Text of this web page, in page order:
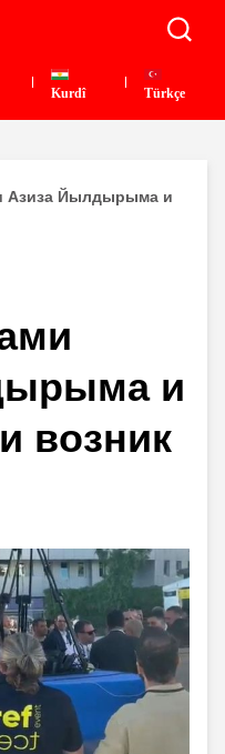
Kurdî Türkçe
Азиза Йылдырыма и
и
возник